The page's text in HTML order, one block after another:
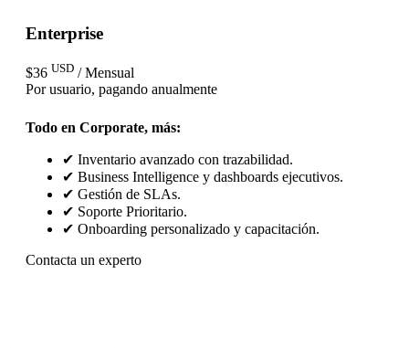
Enterprise
$36 USD / Mensual
Por usuario, pagando anualmente
Todo en Corporate, más:
✔ Inventario avanzado con trazabilidad.
✔ Business Intelligence y dashboards ejecutivos.
✔ Gestión de SLAs.
✔ Soporte Prioritario.
✔ Onboarding personalizado y capacitación.
Contacta un experto